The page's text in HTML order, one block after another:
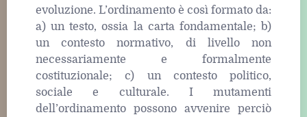
evoluzione. L’ordinamento è così formato da:
a) un testo, ossia la carta fondamentale; b)
un contesto normativo, di livello non
necessariamente e formalmente
costituzionale; c) un contesto politico,
sociale e culturale. I mutamenti
dell’ordinamento possono avvenire perciò